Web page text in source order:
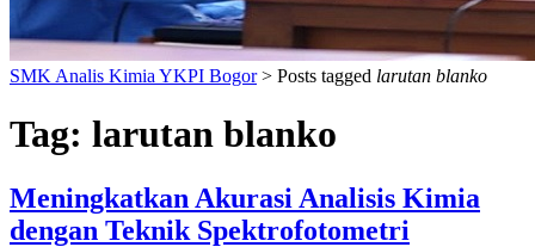
SMK Analis Kimia YKPI Bogor> Posts tagged larutan blanko
Tag: larutan blanko
Meningkatkan Akurasi Analisis Kimia
dengan Teknik Spektrofotometri